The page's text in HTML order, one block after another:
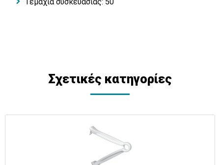
Σχετικές κατηγορίες